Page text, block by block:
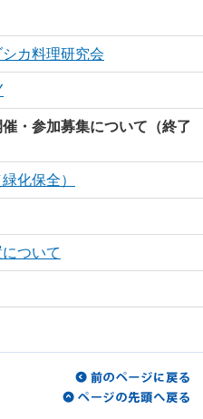
カ料理研究会
・参加募集について（終了
化保全）
ついて